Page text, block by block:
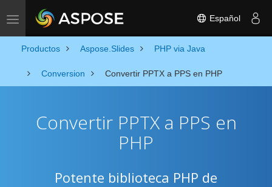
Toggle navigation Español
Productos Aspose.Slides PHP via Java
Conversion Convertir PPTX a PPS en PHP
Convertir PPTX a PPS en
PHP
Potente biblioteca PHP de